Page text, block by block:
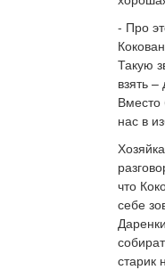
- Про
Такую
взять –
Вместо
нас в
что
себе
старик